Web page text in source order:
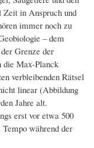
in Anspruch und
immer noch zu
– dem
Grenze der
die Max-Planck
verbleibenden Rätsel
linear (Abbildung
Jahre alt.
erst vor etwa 500
während der